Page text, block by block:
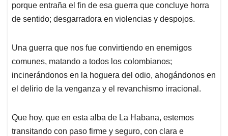
porque entraña el fin de esa guerra que concluye horra
de sentido; desgarradora en violencias y despojos.
Una guerra que nos fue convirtiendo en enemigos
comunes, matando a todos los colombianos;
incinerándonos en la hoguera del odio, ahogándonos en
el delirio de la venganza y el revanchismo irracional.
Que hoy, que en esta alba de La Habana, estemos
transitando con paso firme y seguro, con clara e